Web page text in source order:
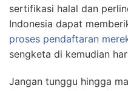
sertifikasi halal dan
Indonesia dapat
proses pendaftaran
sengketa di kemudian
Jangan tunggu hingga